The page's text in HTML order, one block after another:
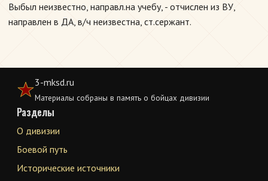
Выбыл неизвестно, направл.на учебу, - отчислен из ВУ,
направлен в ДА, в/ч неизвестна, ст.сержант.
3-mksd.ru
Материалы собраны в память о бойцах дивизии
Разделы
О дивизии
Боевой путь
Исторические источники